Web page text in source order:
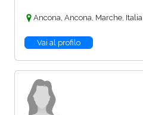
Ancona, Ancona, Marche, Italia
Vai al profilo